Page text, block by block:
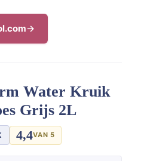
Water Kruik
Grijs 2L
4,4VAN 5